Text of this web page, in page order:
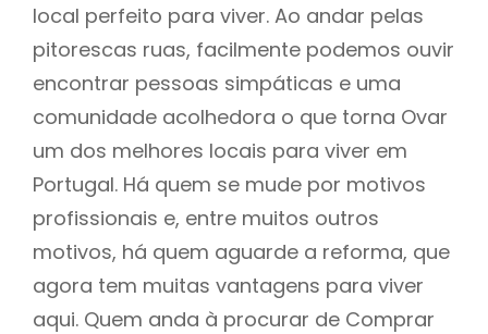
local perfeito para viver. Ao andar pelas
pitorescas ruas, facilmente podemos ouvir
encontrar pessoas simpáticas e uma
comunidade acolhedora o que torna Ovar
um dos melhores locais para viver em
Portugal. Há quem se mude por motivos
profissionais e, entre muitos outros
motivos, há quem aguarde a reforma, que
agora tem muitas vantagens para viver
aqui. Quem anda à procurar de Comprar